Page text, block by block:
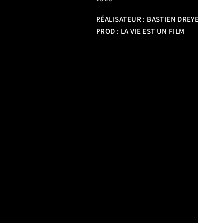
RÉALISATEUR : BASTIEN
PROD : LA VIE EST UN FILM